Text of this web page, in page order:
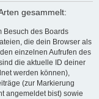
gesammelt:
Besuch des Boards
die dein Browser als
einzelnen Aufrufen des
die aktuelle ID deiner
werden können),
(zur Markierung
angemeldet bist) sowie